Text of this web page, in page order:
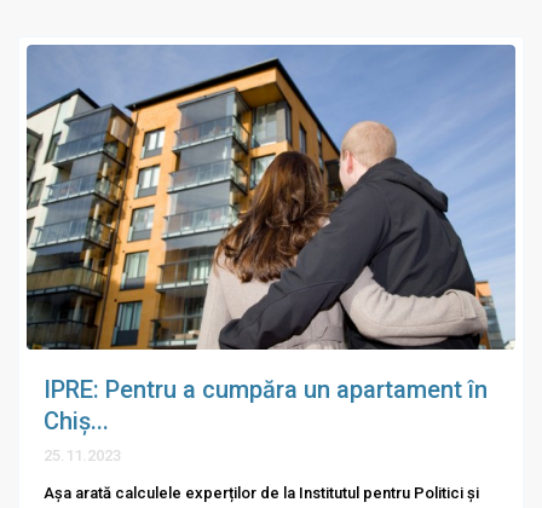
IPRE: Pentru a cumpăra un apartament în
Chiș...
25.11.2023
Așa arată calculele experților de la Institutul pentru Politici și